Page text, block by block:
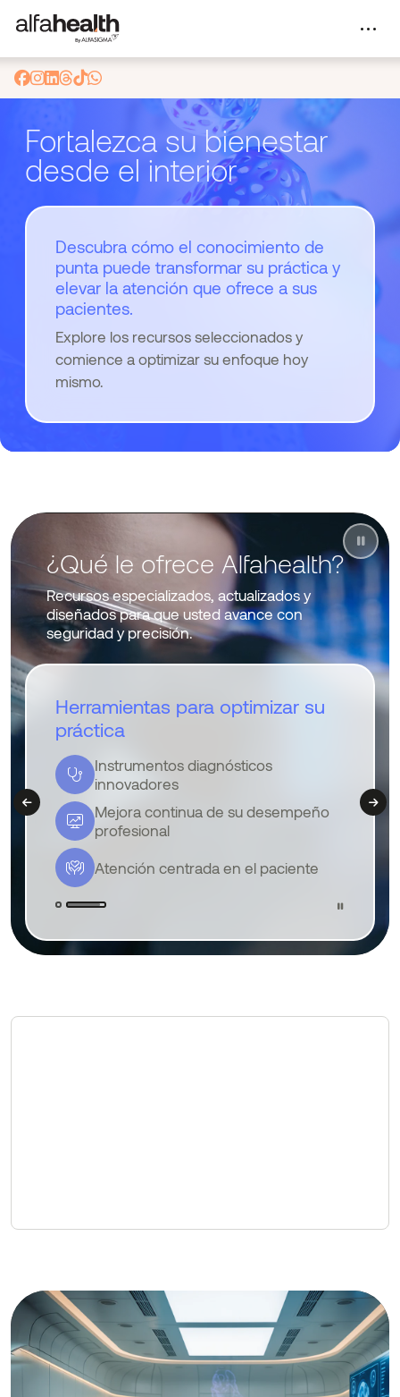
Fortalezca su bienestar
desde el interior
Descubra cómo el conocimiento de
punta puede transformar su práctica y
elevar la atención que ofrece a sus
pacientes.
Explore los recursos seleccionados y
comience a optimizar su enfoque hoy
mismo.
¿Qué le ofrece Alfahealth?
Recursos especializados, actualizados y
diseñados para que usted avance con
seguridad y precisión.
Conocimiento clínico de
vanguardia
Contenido basado en evidencia
científica
Avances terapéuticos y protocolos
clínicos actualizados
Investigaciones emergentes
Herramientas para optimizar su
práctica
Instrumentos diagnósticos
innovadores
Mejora continua de su desempeño
profesional
Atención centrada en el paciente